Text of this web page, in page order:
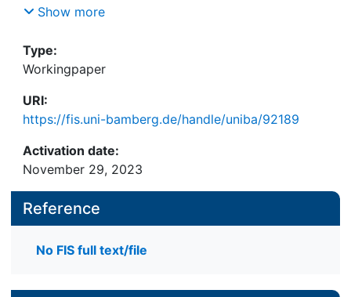
auswählbar
Show more
Type:
Workingpaper
URI:
https://fis.uni-bamberg.de/handle/uniba/92189
Activation date:
November 29, 2023
Reference
No FIS full text/file